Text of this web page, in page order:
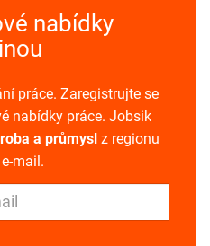
nabídky
práce. Zaregistrujte se
nabídky práce. Jobsik
a průmysl z regionu
mail.